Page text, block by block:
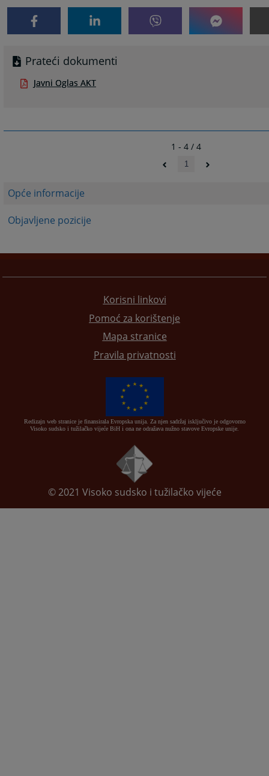
Opće informacije
Objavljene pozicije
Prateći dokumenti
Javni Oglas AKT
1 - 4 / 4
1
Korisni linkovi
Pomoć za korištenje
Mapa stranice
Pravila privatnosti
Redizajn web stranice je finansirala Evropska unija. Za njen sadržaj isključivo je odgovorno
Visoko sudsko i tužilačko vijeće BiH i ona ne odražava nužno stavove Evropske unije.
© 2021 Visoko sudsko i tužilačko vijeće